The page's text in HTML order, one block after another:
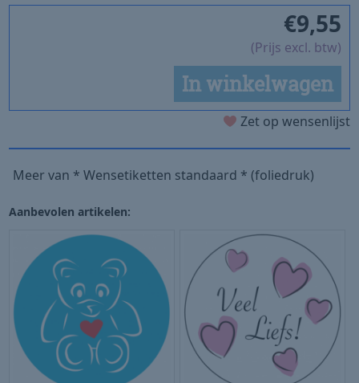
€9,55
(Prijs excl. btw)
In winkelwagen
Zet op wensenlijst
Meer van * Wensetiketten standaard * (foliedruk)
Aanbevolen artikelen: